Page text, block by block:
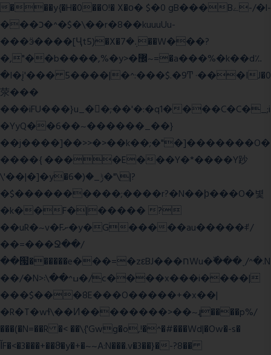
���y{�H�0��O!� X�о� $�0 gB���Bے-/�l-
���כ�^�$�\��r�8��kuuuUu-
���ӭ����[Ҷt5)�X�܉�7��W���?
�,"��b����,%�y>�޼~=�a���%�k��d؉
�I�į'��� 5����|�^:���$.�9Ͳ ·���IJ�0
荥���
���iFU���}u_��;��'�:�q1����C�C�_;i
�YyQ��6��~������_��}
��j����]��>>�>��k��;�"�]�������O�
����{ ����E���Y�*����Y䟞
\'��|�]�y�ݱ_�(�6�"\|?
�$����������;����r?�N��ϸ���O�볓
�k��F�|����� ?
��uR�~v�Fށ�y�G�����au�����ꑷ/
��=���Ջ��/
��՗������e���=�zεBJ���חWu�߰���˯/^�.N
��/�N>ߎ^��\܃�/c����x���i����|
���$���ܿ8E���O�����+�x��|
�R�T�wɬ\� �И��������>��~ɻ����p%/
���(�N=��R �< ��\{'Gwg�o,!�^�#���Wd|�Ow�-s�
ĬF�<�3���+��8ͣ�y�+�~~A:N���.v�3��}�-?8��